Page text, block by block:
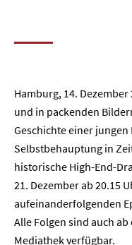
Hamburg, 14.
und in packenden
Geschichte einer
Selbstbehauptung in
historische High-End-
21. Dezember ab 20.15
aufeinanderfolgenden
Alle Folgen sind auch ab
Mediathek verfügbar.